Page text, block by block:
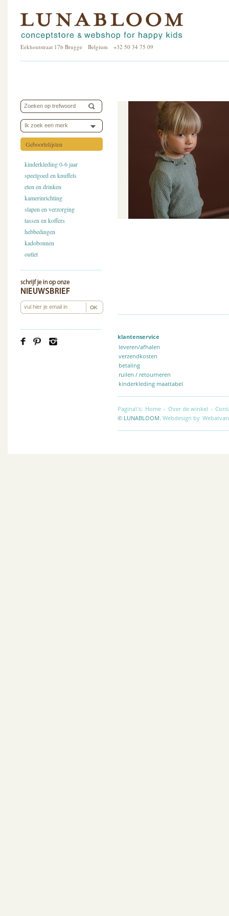
Eekhoutstraat 17b Brugge Belgium +32 50 34 75 09
Ik zoek een merk
Geboortelijsten
kinderkleding 0-6 jaar
speelgoed en knuffels
eten en drinken
kamerinrichting
slapen en verzorging
tassen en koffers
hebbedingen
kadobonnen
outlet
klantenservice
leveren/afhalen
verzendkosten
betaling
ruilen / retourneren
kinderkleding maattabel
Pagina\'s: Home - Over de winkel -
© LUNABLOOM. Webdesign by